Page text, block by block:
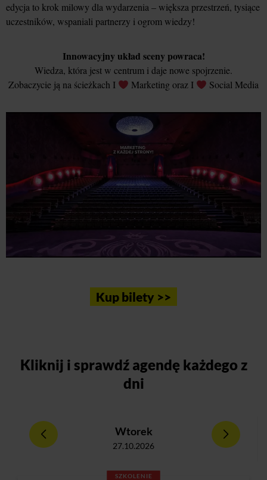
edycja to krok milowy dla wydarzenia – większa przestrzeń, tysiące
uczestników, wspaniali partnerzy i ogrom wiedzy!
Innowacyjny układ sceny powraca!
Wiedza, która jest w centrum i daje nowe spojrzenie.
Zobaczycie ją na ścieżkach I
Marketing oraz I Social Media
Kup bilety >>
Kliknij i sprawdź agendę każdego z
dni
Wtorek
27.10.2026
SZKOLENIE